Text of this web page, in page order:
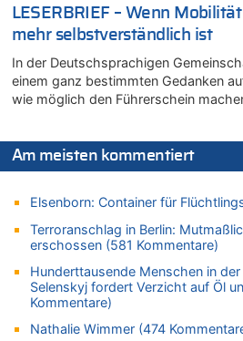
06.08.2026 - 16:53 von Frage zu
Zweite Hitzewelle in diesem
06.08.2026 - 16:39 von Noah
Zweite Hitzewelle in diesem
06.08.2026 - 16:36 von Noah
Zweite Hitzewelle in diesem
06.08.2026 - 16:10 von Dax zu
Wasserstand des Rheins in NRW
06.08.2026 - 15:51 von SuperBoy zu
Eschweiler: 16-Jähriger soll seine
06.08.2026 - 15:42 von PvD zu
06.08.2026 - 15:42 von Dax zu
Zweite Hitzewelle in diesem
06.08.2026 - 15:27 von ne
LESERBRIEF – Wenn
mehr selbstverständlich ist
In der Deutschsprachigen
einem ganz bestimmten Gedanken
wie möglich den Führerschein
Am meisten kommentiert
Elsenborn: Container für
Terroranschlag in Berlin:
erschossen (581 Kommentare)
Hunderttausende Menschen in
Selenskyj fordert Verzicht auf Öl
Kommentare)
Nathalie Wimmer (474